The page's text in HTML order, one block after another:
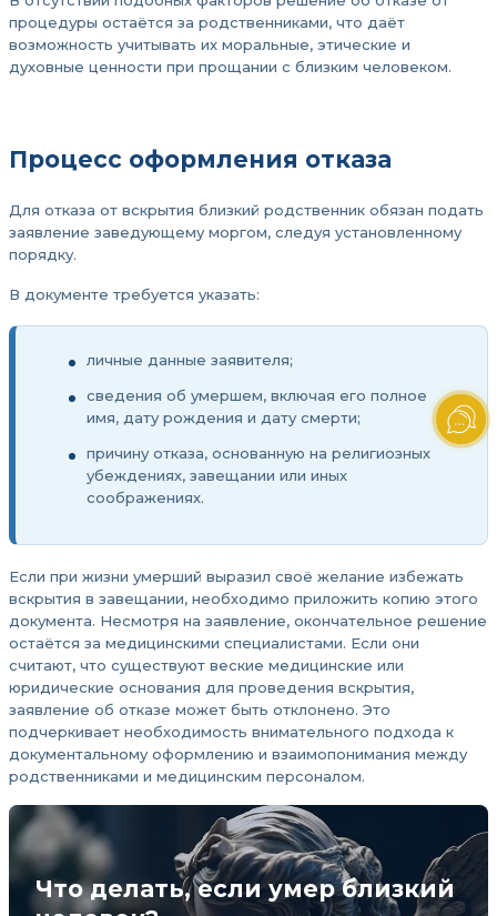
процедуры остаётся за родственниками, что даёт
возможность учитывать их моральные, этические и
духовные ценности при прощании с близким человеком.
Процесс оформления отказа
Для отказа от вскрытия близкий родственник обязан подать
заявление заведующему моргом, следуя установленному
порядку.
В документе требуется указать:
личные данные заявителя;
сведения об умершем, включая его полное
имя, дату рождения и дату смерти;
причину отказа, основанную на религиозных
убеждениях, завещании или иных
соображениях.
Если при жизни умерший выразил своё желание избежать
вскрытия в завещании, необходимо приложить копию этого
документа. Несмотря на заявление, окончательное решение
остаётся за медицинскими специалистами. Если они
считают, что существуют веские медицинские или
юридические основания для проведения вскрытия,
заявление об отказе может быть отклонено. Это
подчеркивает необходимость внимательного подхода к
документальному оформлению и взаимопонимания между
родственниками и медицинским персоналом.
Что делать, если умер близкий